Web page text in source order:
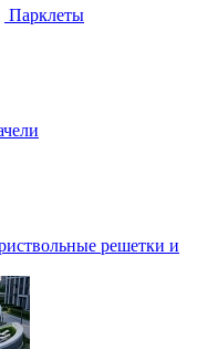
Парклеты
решетки и